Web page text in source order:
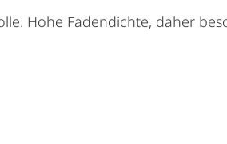
Hohe Fadendichte, daher